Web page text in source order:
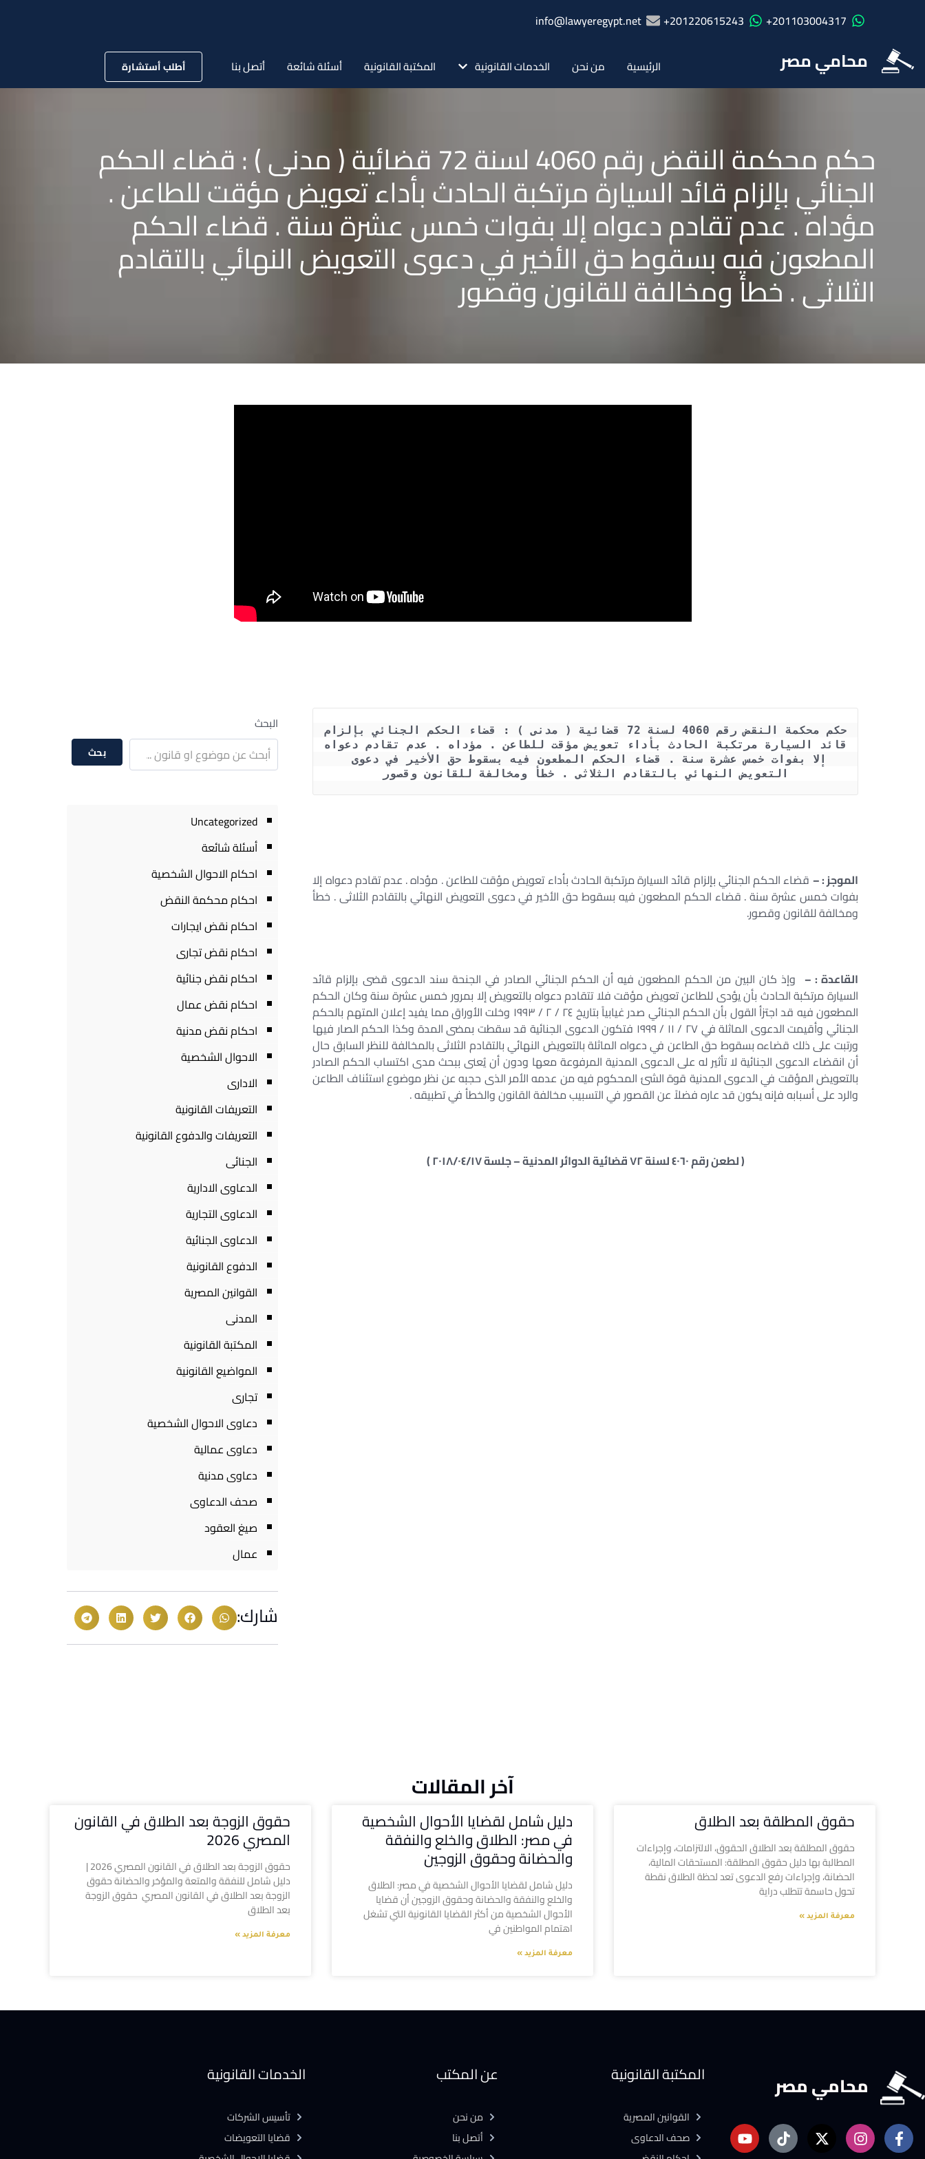
201103004317+
201220615243+
info@lawyeregypt.net
محامي مصر الرئيسية من نحن الخدمات القانونية المكتبة القانونية أسئلة شائعة أتصل بنا أطلب أستشارة
حكم محكمة النقض رقم 4060 لسنة 72 قضائية ( مدنى ) : قضاء الحكم
الجنائي بإلزام قائد السيارة مرتكبة الحادث بأداء تعويض مؤقت للطاعن .
مؤداه . عدم تقادم دعواه إلا بفوات خمس عشرة سنة . قضاء الحكم
المطعون فيه بسقوط حق الأخير في دعوى التعويض النهائي بالتقادم
الثلاثى . خطأ ومخالفة للقانون وقصور
التعويض النهائي بالتقادم الثلاثى . خطأ ومخالفة للقانون وقصور
الموجز : – قضاء الحكم الجنائي بإلزام قائد السيارة مرتكبة الحادث بأداء تعويض مؤقت للطاعن . مؤداه . عدم تقادم دعواه إلا
بفوات خمس عشرة سنة . قضاء الحكم المطعون فيه بسقوط حق الأخير في دعوى التعويض النهائي بالتقادم الثلاثى . خطأ
ومخالفة للقانون وقصور.
القاعدة : – وإذ كان البين من الحكم المطعون فيه أن الحكم الجنائي الصادر في الجنحة سند الدعوى قضى بإلزام قائد
السيارة مرتكبة الحادث بأن يؤدى للطاعن تعويض مؤقت فلا تتقادم دعواه بالتعويض إلا بمرور خمس عشرة سنة وكان الحكم
المطعون فيه قد اجتزأ القول بأن الحكم الجنائي صدر غيابياً بتاريخ ٢٤ / ٢ / ١٩٩٣ وخلت الأوراق مما يفيد إعلان المتهم بالحكم
الجنائي وأقيمت الدعوى الماثلة في ٢٧ / ١١ / ١٩٩٩ فتكون الدعوى الجنائية قد سقطت بمضى المدة وكذا الحكم الصار فيها
ورتبت على ذلك قضاءه بسقوط حق الطاعن في دعواه الماثلة بالتعويض النهائي بالتقادم الثلاثى بالمخالفة للنظر السابق حال
أن انقضاء الدعوى الجنائية لا تأثير له على الدعوى المدنية المرفوعة معها ودون أن يُعنى ببحث مدى اكتساب الحكم الصادر
بالتعويض المؤقت في الدعوى المدنية قوة الشئ المحكوم فيه من عدمه الأمر الذى حجبه عن نظر موضوع استئناف الطاعن
والرد على أسبابه فإنه يكون قد عاره فضلاً عن القصور في التسبيب مخالفة القانون والخطأ في تطبيقه .
( لطعن رقم ٤٠٦٠ لسنة ٧٢ قضائية الدوائر المدنية – جلسة ٢٠١٨/٠٤/١٧ )
البحث
بحث
Uncategorized
أسئلة شائعة
احكام الاحوال الشخصية
احكام محكمة النقض
احكام نقض ايجارات
احكام نقض تجارى
احكام نقض جنائية
احكام نقض عمال
احكام نقض مدنية
الاحوال الشخصية
الادارى
التعريفات القانونية
التعريفات والدفوع القانونية
الجنائى
الدعاوى الادارية
الدعاوى التجارية
الدعاوى الجنائية
الدفوع القانونية
القوانين المصرية
المدنى
المكتبة القانونية
المواضيع القانونية
تجارى
دعاوى الاحوال الشخصية
دعاوى عمالية
دعاوى مدنية
صحف الدعاوى
صيغ العقود
عمال
شارك:
آخر المقالات
حقوق المطلقة بعد الطلاق
حقوق المطلقة بعد الطلاق الحقوق، الالتزامات، وإجراءات
المطالبة بها دليل حقوق المطلقة: المستحقات المالية،
الحضانة، وإجراءات رفع الدعوى تعد لحظة الطلاق نقطة
تحول حاسمة تتطلب دراية
معرفة المزيد »
دليل شامل لقضايا الأحوال الشخصية
في مصر: الطلاق والخلع والنفقة
والحضانة وحقوق الزوجين
دليل شامل لقضايا الأحوال الشخصية في مصر: الطلاق
والخلع والنفقة والحضانة وحقوق الزوجين أن قضايا
الأحوال الشخصية من أكثر القضايا القانونية التي تشغل
اهتمام المواطنين في
معرفة المزيد »
حقوق الزوجة بعد الطلاق في القانون
المصري 2026
حقوق الزوجة بعد الطلاق في القانون المصري 2026 |
دليل شامل للنفقة والمتعة والمؤخر والحضانة حقوق
الزوجة بعد الطلاق في القانون المصري حقوق الزوجة
بعد الطلاق
معرفة المزيد »
محامي مصر المكتبة القانونية
القوانين المصرية
صحف الدعاوى
عن المكتب
من نحن
أتصل بنا
الخدمات القانونية
تأسيس الشركات
قضايا التعويضات